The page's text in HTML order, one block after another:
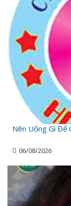
Nên Uống Gì Để
06/08/2026